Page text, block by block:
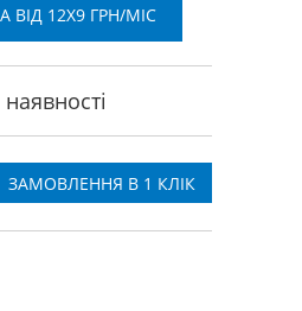
ВІД 12X9 ГРН/МІС